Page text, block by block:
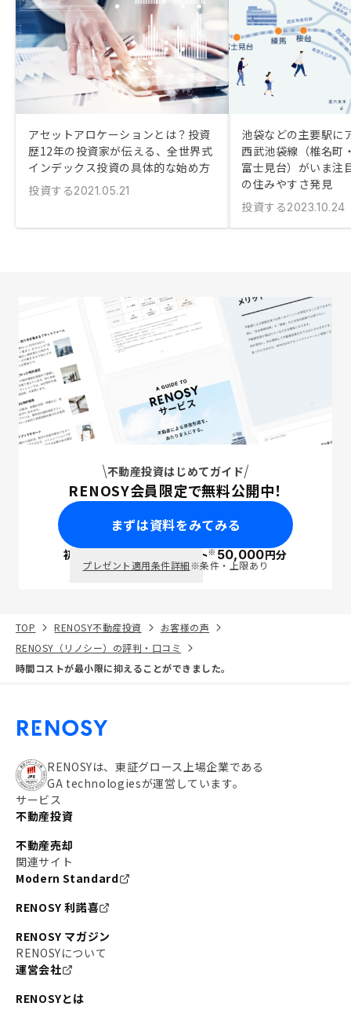
アセットアロケーションとは？投資
歴12年の投資家が伝える、全世界式
インデックス投資の具体的な始め方
投資する2021.05.21
池袋などの主要駅に
西武池袋線（椎名町
富士見台）がいま注
の住みやすさ発見
投資する2023.10.24
不動産投資はじめてガイド
RENOSY会員限定で無料公開中！
まずは資料をみてみる
初回面談で ポイント※50,000円分
プレゼント適用条件詳細※条件・上限あり
TOP RENOSY不動産投資
お客様の声
RENOSY（リノシー）の評判・口コミ
時間コストが最小限に抑えることができました。
RENOSYは、東証グロース上場企業である
GA technologiesが運営しています。
サービス
不動産投資
不動産売却
関連サイト
Modern Standard
RENOSY 利諾喜
RENOSY マガジン
RENOSYについて
運営会社
RENOSYとは